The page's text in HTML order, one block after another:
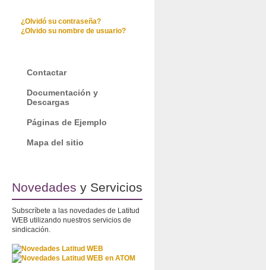
¿Olvidó su contraseña?
¿Olvido su nombre de usuario?
Contactar
Documentación y
Descargas
Páginas de Ejemplo
Mapa del sitio
Novedades y Servicios
Subscríbete a las novedades de Latitud
WEB utilizando nuestros servicios de
sindicación.